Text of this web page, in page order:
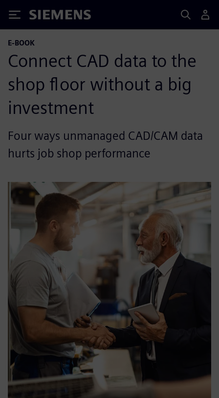
Siemens
E-BOOK
Connect CAD data to the
shop floor without a big
investment
Four ways unmanaged CAD/CAM data
hurts job shop performance